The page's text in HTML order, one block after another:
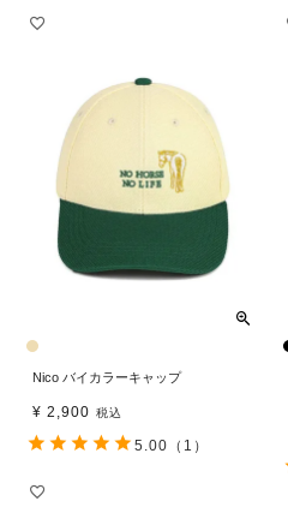
Nico バイカラーキャップ
¥ 2,900 税込
5.00 （1）